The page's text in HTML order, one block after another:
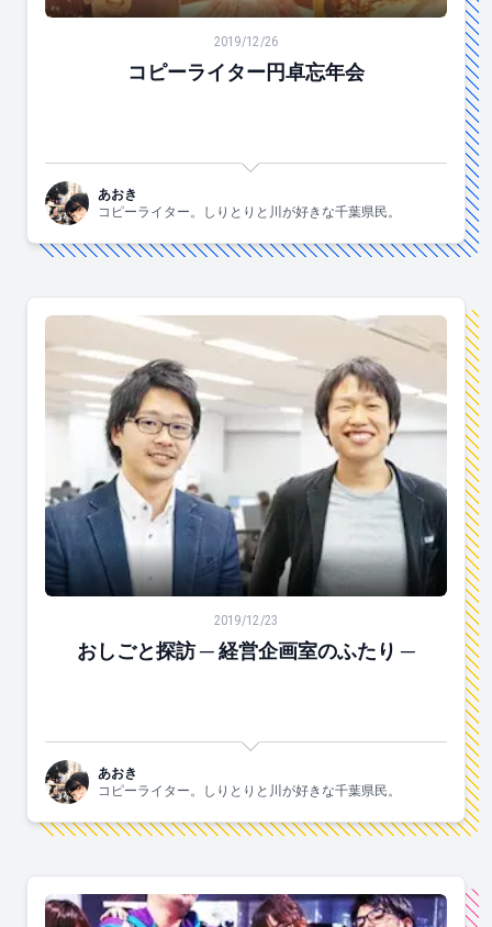
2019/12/26
コピーライター円卓忘年会
あおき
コピーライター。しりとりと川が好きな千葉県民。
2019/12/23
おしごと探訪 ─ 経営企画室のふたり ─
あおき
コピーライター。しりとりと川が好きな千葉県民。